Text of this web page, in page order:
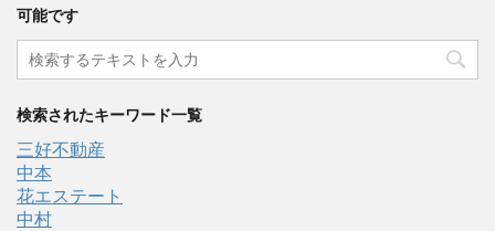
可能です
検索されたキーワード一覧
三好不動産
中本
花エステート
中村